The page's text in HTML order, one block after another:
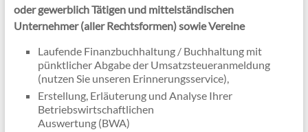
oder gewerblich Tätigen und mittelständischen
Unternehmer (aller Rechtsformen) sowie Vereine
Laufende Finanzbuchhaltung / Buchhaltung mit
pünktlicher Abgabe der Umsatzsteueranmeldung
(nutzen Sie unseren Erinnerungsservice),
Erstellung, Erläuterung und Analyse Ihrer
Betriebswirtschaftlichen
Auswertung (BWA)